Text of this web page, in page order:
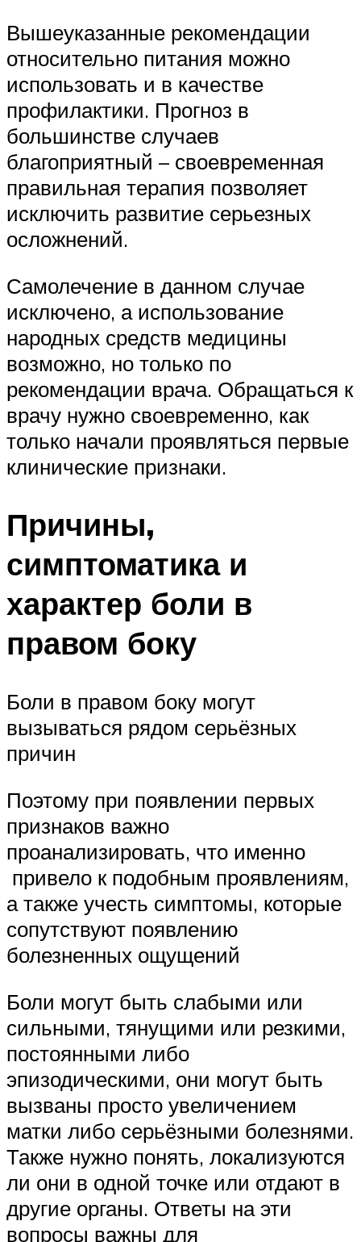
Вышеуказанные рекомендации
относительно питания можно
использовать и в качестве
профилактики. Прогноз в
большинстве случаев
благоприятный – своевременная
правильная терапия позволяет
исключить развитие серьезных
осложнений.
Самолечение в данном случае
исключено, а использование
народных средств медицины
возможно, но только по
рекомендации врача. Обращаться к
врачу нужно своевременно, как
только начали проявляться первые
клинические признаки.
Причины,
симптоматика и
характер боли в
правом боку
Боли в правом боку могут
вызываться рядом серьёзных
причин
Поэтому при появлении первых
признаков важно
проанализировать, что именно
привело к подобным проявлениям,
а также учесть симптомы, которые
сопутствуют появлению
болезненных ощущений
Боли могут быть слабыми или
сильными, тянущими или резкими,
постоянными либо
эпизодическими, они могут быть
вызваны просто увеличением
матки либо серьёзными болезнями.
Также нужно понять, локализуются
ли они в одной точке или отдают в
другие органы. Ответы на эти
вопросы важны для